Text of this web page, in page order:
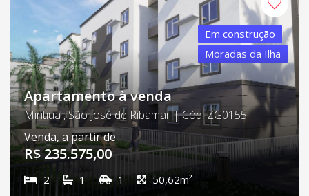
Em construção
Moradas da Ilha
Apartamento à venda
Miritiua , São José de Ribamar | Cód. ZG0155
Venda, a partir de
R$ 235.575,00
2 1 1 50,62m²